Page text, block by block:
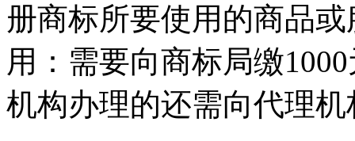
册商标所要使用的商品
用：需要向商标局缴
机构办理的还需向代理